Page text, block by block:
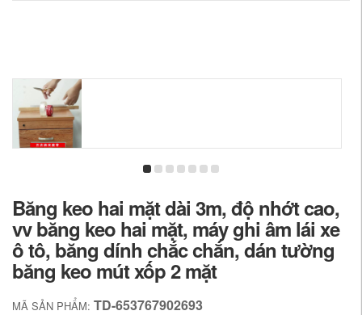
Băng keo hai mặt dài 3m, độ nhớt cao,
vv băng keo hai mặt, máy ghi âm lái xe
ô tô, băng dính chắc chắn, dán tường
băng keo mút xốp 2 mặt
MÃ SẢN PHẨM: TD-653767902693